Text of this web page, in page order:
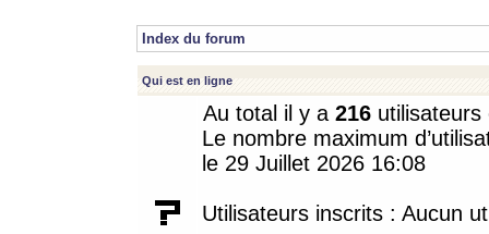
Index du forum
Qui est en ligne
Au total il y a 216
Le nombre maximum
le 29 Juillet 2026 16:08
Utilisateurs inscrits : Aucun